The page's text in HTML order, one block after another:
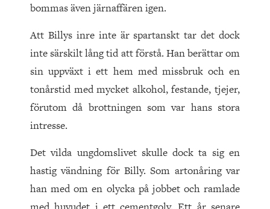
bommas även järnaffären igen.
Att Billys inre inte är spartanskt tar det dock
inte särskilt lång tid att förstå. Han berättar om
sin uppväxt i ett hem med missbruk och en
tonårstid med mycket alkohol, festande, tjejer,
förutom då brottningen som var hans stora
intresse.
Det vilda ungdomslivet skulle dock ta sig en
hastig vändning för Billy. Som artonåring var
han med om en olycka på jobbet och ramlade